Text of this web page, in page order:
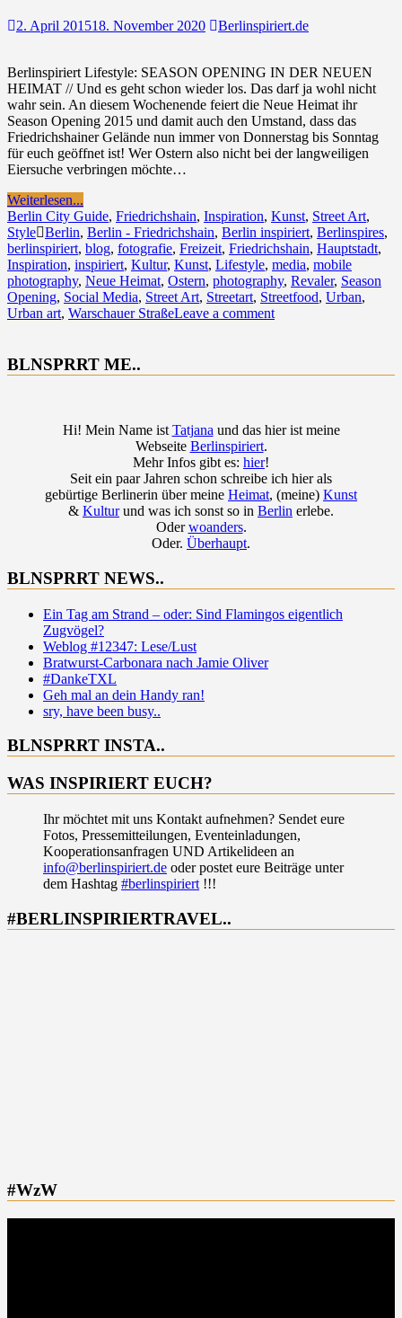
2. April 201518. November 2020 Berlinspiriert.de
Berlinspiriert Lifestyle: SEASON OPENING IN DER NEUEN
HEIMAT // Und es geht schon wieder los. Das darf ja wohl nicht
wahr sein. An diesem Wochenende feiert die Neue Heimat ihr
Season Opening 2015 und damit auch den Umstand, dass das
Friedrichshainer Gelände nun immer von Donnerstag bis Sonntag
für euch geöffnet ist! Wer Ostern also nicht bei der langweiligen
Eiersuche verbringen möchte…
Weiterlesen...
Berlin City Guide, Friedrichshain, Inspiration, Kunst, Street Art,
Style Berlin, Berlin - Friedrichshain, Berlin inspiriert, Berlinspires,
berlinspiriert, blog, fotografie, Freizeit, Friedrichshain, Hauptstadt,
Inspiration, inspiriert, Kultur, Kunst, Lifestyle, media, mobile
photography, Neue Heimat, Ostern, photography, Revaler, Season
Opening, Social Media, Street Art, Streetart, Streetfood, Urban,
Urban art, Warschauer StraßeLeave a comment
BLNSPRRT ME..
Hi! Mein Name ist Tatjana und das hier ist meine
Webseite Berlinspiriert.
Mehr Infos gibt es: hier!
Seit ein paar Jahren schon schreibe ich hier als
gebürtige Berlinerin über meine Heimat, (meine) Kunst
& Kulturund was ich sonst so in Berlin erlebe.
Oderwoanders.
Oder. Überhaupt.
BLNSPRRT NEWS..
Ein Tag am Strand – oder: Sind Flamingos eigentlich
Zugvögel?
Weblog #12347: Lese/Lust
Bratwurst-Carbonara nach Jamie Oliver
#DankeTXL
Geh mal an dein Handy ran!
sry, have been busy..
BLNSPRRT INSTA..
WAS INSPIRIERT EUCH?
Ihr möchtet mit uns Kontakt aufnehmen? Sendet eure
Fotos, Pressemitteilungen, Eventeinladungen,
Kooperationsanfragen UND Artikelideen an
info@berlinspiriert.de oder postet eure Beiträge unter
dem Hashtag #berlinspiriert !!!
#BERLINSPIRIERTRAVEL..
#WzW